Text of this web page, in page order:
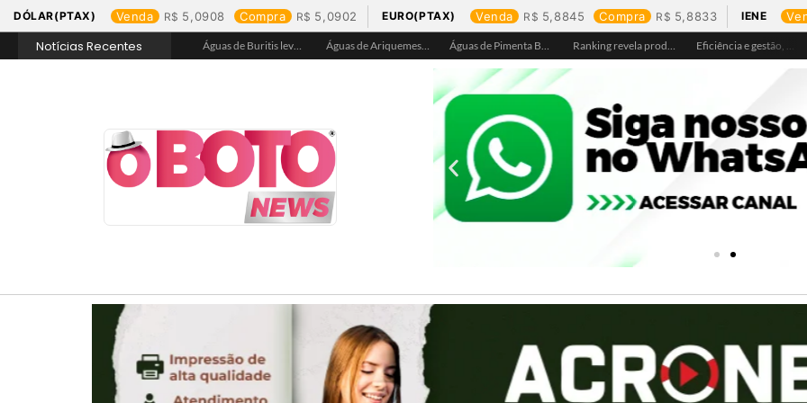
DÓLAR(PTAX) Venda 5,0908 Compra 5,0902 EURO(PTAX) Venda 5,8845 Compra 5,8833 IENE
Notícias Recentes
Águas de Jaru garante hidratação e assegura acesso a água tratada na Praça de Alimentação durante Barco Cross Águas de Buritis leva hidratação e conscientização ao Festival de Flores de Holambra Águas de Ariquemes leva atendimento itinerante e orientações ao Distrito de Bom Futuro neste sábado, 25 Águas de Pimenta Bueno amplia rede de abastecimento e leva água tratada para moradores da região do aeroporto Ranking revela produtos mais comprados em cada estado e aponta drone como destaque em Rondônia Eficiência e gestão, Buritis se torna referência em controle de perdas de água